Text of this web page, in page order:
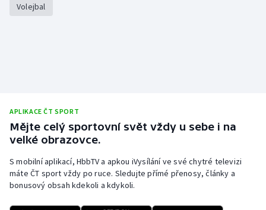
Volejbal
APLIKACE ČT SPORT
Mějte celý sportovní svět vždy u sebe i na
velké obrazovce.
S mobilní aplikací, HbbTV a apkou iVysílání ve své chytré televizi
máte ČT sport vždy po ruce. Sledujte přímé přenosy, články a
bonusový obsah kdekoli a kdykoli.